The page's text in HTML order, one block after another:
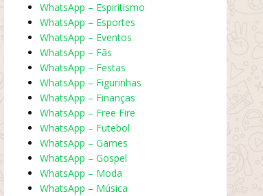
WhatsApp – Espiritismo
WhatsApp – Esportes
WhatsApp – Eventos
WhatsApp – Fãs
WhatsApp – Festas
WhatsApp – Figurinhas
WhatsApp – Finanças
WhatsApp – Free Fire
WhatsApp – Futebol
WhatsApp – Games
WhatsApp – Gospel
WhatsApp – Moda
WhatsApp – Música